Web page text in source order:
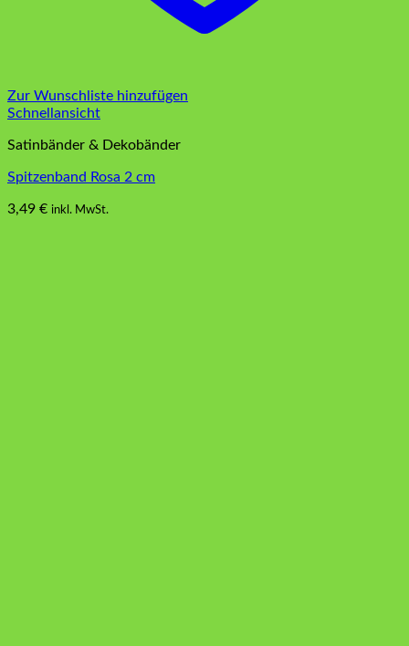
Zur Wunschliste hinzufügen
Schnellansicht
Satinbänder & Dekobänder
Spitzenband Rosa 2 cm
3,49 € inkl. MwSt.